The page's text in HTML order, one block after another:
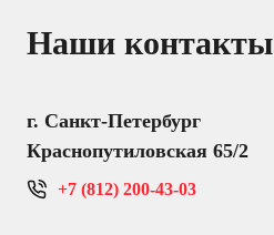
Наши контакты
г. Санкт-Петербург
Краснопутиловская 65/2
+7 (812) 200-43-03